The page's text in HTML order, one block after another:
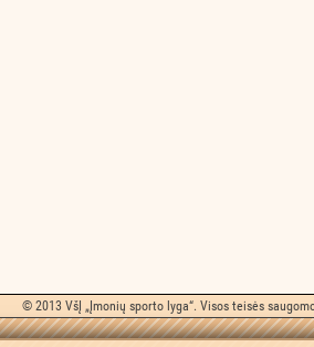
© 2013 VšĮ „Įmonių sporto lyga“. Visos teisės